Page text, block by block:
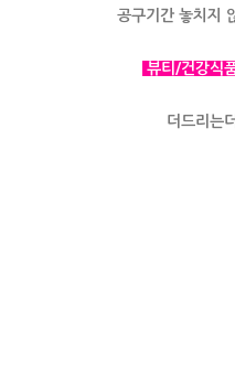
공구기간 놓치지
뷰티/건강식
더드리는